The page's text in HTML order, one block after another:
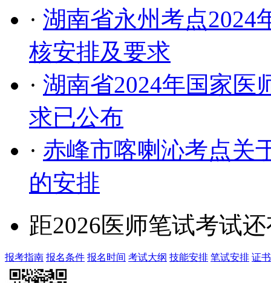
· 湖南省永州考点2024
核安排及要求
· 湖南省2024年国家医
求已公布
· 赤峰市喀喇沁考点关
的安排
距2026医师笔试考试
报考指南 报名条件 报名时间 考试大纲 技能安排 笔试安排 证